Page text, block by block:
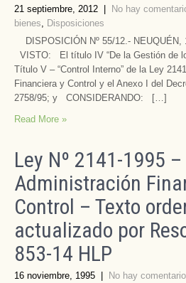
21 septiembre, 2012 No hay
bienes, Disposiciones
DISPOSICIÓN Nº 55/12.- NEUQUÉN,
VISTO: El título IV “De la Gestión de
Título V – “Control Interno” de la Ley
Financiera y Control y el Anexo I del
2758/95; y CONSIDERANDO: […]
Read More »
Ley Nº 2141-1995
Administración
Control – Texto
actualizado por
853-14 HLP
16 noviembre, 1995 No hay